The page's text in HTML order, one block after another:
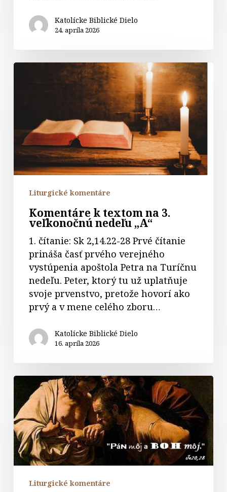
Katolícke Biblické Dielo
24. apríla 2026
veľkonočnú
nedeľu
Liturgické komentáre
Komentáre k textom na 3.
veľkonočnú nedeľu „A“
1. čítanie: Sk 2,14.22-28 Prvé čítanie
prináša časť prvého verejného
vystúpenia apoštola Petra na Turíčnu
nedeľu. Peter, ktorý tu už uplatňuje
svoje prvenstvo, pretože hovorí ako
prvý a v mene celého zboru…
Katolícke Biblické Dielo
16. apríla 2026
Komentáre
evanjeliu
2.
Veľkonočnej
nedele
Liturgické komentáre